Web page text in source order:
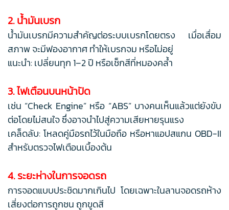
2. น้ำมันเบรก
น้ำมันเบรกมีความสำคัญต่อระบบเบรกโดยตรง เมื่อเสื่อม
สภาพ จะมีฟองอากาศ ทำให้เบรกจม หรือไม่อยู่
แนะนำ: เปลี่ยนทุก 1–2 ปี หรือเช็กสีที่หมองคล้ำ
3. ไฟเตือนบนหน้าปัด
เช่น “Check Engine” หรือ “ABS” บางคนเห็นแล้วแต่ยังขับ
ต่อโดยไม่สนใจ ซึ่งอาจนำไปสู่ความเสียหายรุนแรง
เคล็ดลับ: โหลดคู่มือรถไว้ในมือถือ หรือหาแอปสแกน OBD-II
สำหรับตรวจไฟเตือนเบื้องต้น
4. ระยะห่างในการจอดรถ
การจอดแบบประชิดมากเกินไป โดยเฉพาะในลานจอดรถห้าง
เสี่ยงต่อการถูกชน ถูกขูดสี